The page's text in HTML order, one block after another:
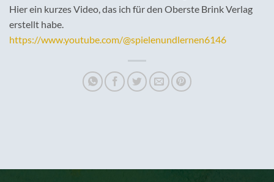
Hier ein kurzes Video, das ich für den Oberste Brink Verlag
erstellt habe.
https://www.youtube.com/@spielenundlernen6146